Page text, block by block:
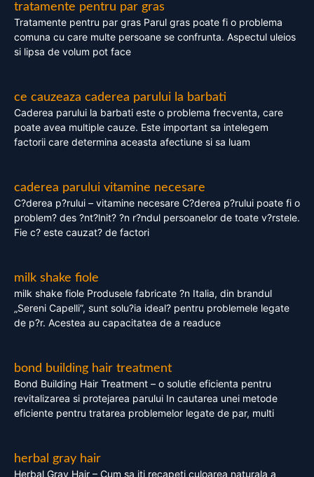
tratamente pentru par gras
Tratamente pentru par gras Parul gras poate fi o problema
comuna cu care multe persoane se confrunta. Aspectul uleios
si lipsa de volum pot face
ce cauzeaza caderea parului la barbati
Caderea parului la barbati este o problema frecventa, care
poate avea multiple cauze. Este important sa intelegem
factorii care determina aceasta afectiune si sa luam
caderea parului vitamine necesare
C?derea p?rului – vitamine necesare C?derea p?rului poate fi o
problem? des ?nt?lnit? ?n r?ndul persoanelor de toate v?rstele.
Fie c? este cauzat? de factori
milk shake fiole
milk shake fiole Produsele fabricate ?n Italia, din brandul
„Sereni Capelli”, sunt solu?ia ideal? pentru problemele legate
de p?r. Acestea au capacitatea de a readuce
bond building hair treatment
Bond Building Hair Treatment – o solutie eficienta pentru
revitalizarea si protejarea parului In cautarea unei metode
eficiente pentru tratarea problemelor legate de par, multi
herbal gray hair
Herbal Gray Hair – Cum sa iti recapeti culoarea naturala a